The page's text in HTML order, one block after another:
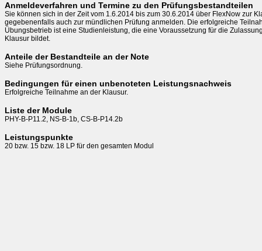
Anmeldeverfahren und Termine zu den Prüfungsbestandteilen
Sie können sich in der Zeit vom 1.6.2014 bis zum 30.6.2014 über FlexNow zur
gegebenenfalls auch zur mündlichen Prüfung anmelden. Die erfolgreiche
Übungsbetrieb ist eine Studienleistung, die eine Voraussetzung für die
Klausur bildet.
Anteile der Bestandteile an der Note
Siehe Prüfungsordnung.
Bedingungen für einen unbenoteten Leistungsnachweis
Erfolgreiche Teilnahme an der Klausur.
Liste der Module
PHY-B-P11.2, NS-B-1b, CS-B-P14.2b
Leistungspunkte
20 bzw. 15 bzw. 18 LP für den gesamten Modul